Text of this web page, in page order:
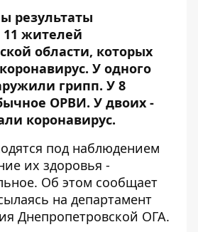
результаты
жителей
области, которых
У одного
грипп. У 8
ОРВИ. У двоих -
коронавирус.
под наблюдением
их здоровья -
Об этом сообщает
на департамент
Днепропетровской ОГА.